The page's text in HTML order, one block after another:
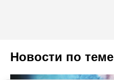
Новости по теме